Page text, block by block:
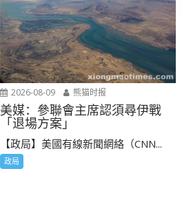
2026-08-09 熊猫时报
美媒：參聯會主席認須尋伊戰
「退場方案」
【政局】美國有線新聞網絡（CNN...
政局